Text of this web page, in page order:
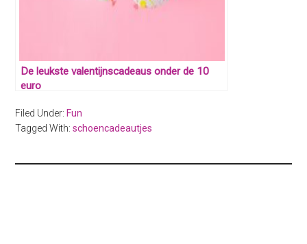
De leukste valentijnscadeaus onder de 10
euro
Filed Under:Fun
Tagged With:schoencadeautjes